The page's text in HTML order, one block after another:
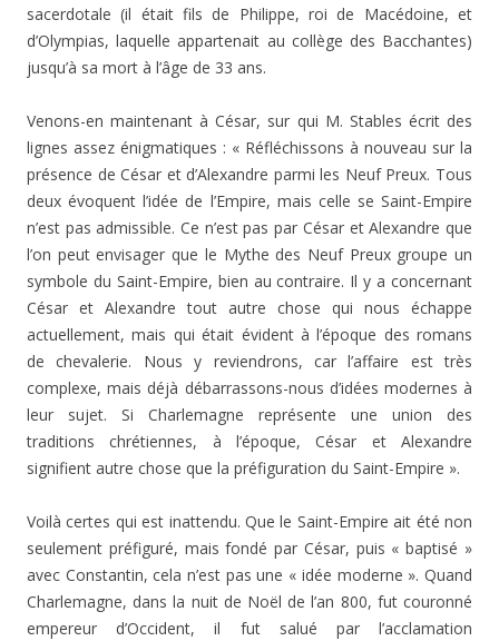
sacerdotale (il était fils de Philippe, roi de Macédoine, et
d’Olympias, laquelle appartenait au collège des Bacchantes)
jusqu’à sa mort à l’âge de 33 ans.
Venons-en maintenant à César, sur qui M. Stables écrit des
lignes assez énigmatiques : « Réfléchissons à nouveau sur la
présence de César et d’Alexandre parmi les Neuf Preux. Tous
deux évoquent l’idée de l’Empire, mais celle se Saint-Empire
n’est pas admissible. Ce n’est pas par César et Alexandre que
l’on peut envisager que le Mythe des Neuf Preux groupe un
symbole du Saint-Empire, bien au contraire. Il y a concernant
César et Alexandre tout autre chose qui nous échappe
actuellement, mais qui était évident à l’époque des romans
de chevalerie. Nous y reviendrons, car l’affaire est très
complexe, mais déjà débarrassons-nous d’idées modernes à
leur sujet. Si Charlemagne représente une union des
traditions chrétiennes, à l’époque, César et Alexandre
signifient autre chose que la préfiguration du Saint-Empire ».
Voilà certes qui est inattendu. Que le Saint-Empire ait été non
seulement préfiguré, mais fondé par César, puis « baptisé »
avec Constantin, cela n’est pas une « idée moderne ». Quand
Charlemagne, dans la nuit de Noël de l’an 800, fut couronné
empereur d’Occident, il fut salué par l’acclamation